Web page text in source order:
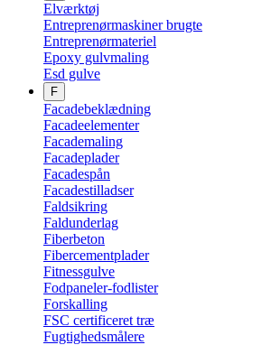
Elværktøj
Entreprenørmaskiner brugte
Entreprenørmateriel
Epoxy gulvmaling
Esd gulve
F
Facadebeklædning
Facadeelementer
Facademaling
Facadeplader
Facadespån
Facadestilladser
Faldsikring
Faldunderlag
Fiberbeton
Fibercementplader
Fitnessgulve
Fodpaneler-fodlister
Forskalling
FSC certificeret træ
Fugtighedsmålere